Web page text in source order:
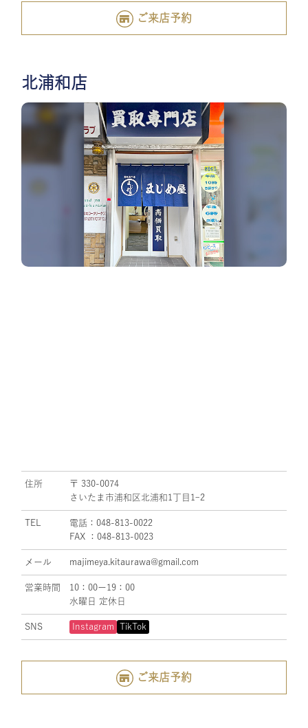
ご来店予約
北浦和店
住所
〒 330-0074
さいたま市浦和区北浦和1丁目1ｰ2
TEL
電話：048-813-0022
FAX ：048-813-0023
メール majimeya.kitaurawa@gmail.com
営業時間
10：00ー19：00
水曜日 定休日
SNS Instagram TikTok
ご来店予約